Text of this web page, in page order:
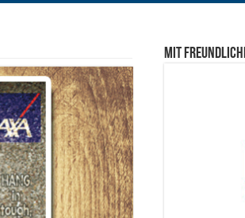
Mit